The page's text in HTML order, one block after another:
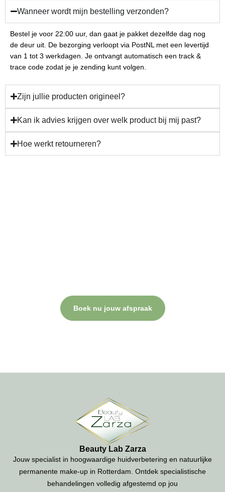
Wanneer wordt mijn bestelling verzonden?
Bestel je voor 22:00 uur, dan gaat je pakket dezelfde dag nog
de deur uit. De bezorging verloopt via PostNL met een levertijd
van 1 tot 3 werkdagen. Je ontvangt automatisch een track &
trace code zodat je je zending kunt volgen.
Zijn jullie producten origineel?
Kan ik advies krijgen over welk product bij mij past?
Hoe werkt retourneren?
Boek nu jouw afspraak
Beauty Lab Zarza
Jouw specialist in hoogwaardige huidverbetering en natuurlijke
permanente make-up in Rotterdam. Ontdek specialistische
behandelingen volledig afgestemd op jou